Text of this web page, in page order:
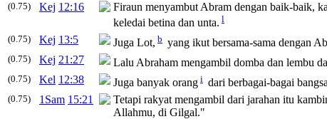
(0.75) Kej 12:16
Firaun menyambut Abram dengan baik-baik,
keledai betina dan unta. l
(0.75)
Kej 13:5 Juga Lot, b yang ikut bersama-sama dengan
(0.75) Kej 21:27 Lalu Abraham mengambil domba dan lembu
(0.75)
Kel 12:38 Juga banyak orang i dari berbagai-bagai
(0.75) 1Sam 15:21
Tetapi rakyat mengambil dari jarahan itu
Allahmu, di Gilgal."